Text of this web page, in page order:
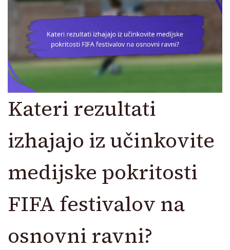
Kateri rezultati
izhajajo iz učinkovite
medijske pokritosti
FIFA festivalov na
osnovni ravni?